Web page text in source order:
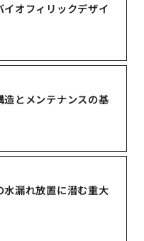
オフィリックデザイ
とメンテナンスの基
漏れ放置に潜む重大